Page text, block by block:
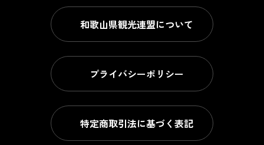
和歌山県観光連盟について
プライバシーポリシー
特定商取引法に基づく表記